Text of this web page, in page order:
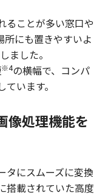
ることが多い窓口や
所にも置きやすいよ
しました。
※4の横幅で、コンパ
います。
像処理機能を
タにスムーズに変換
搭載されていた高度